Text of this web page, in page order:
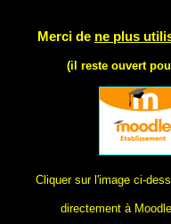
Merci de ne plus
(il reste ouvert
Cliquer sur l'image ci-
directement à